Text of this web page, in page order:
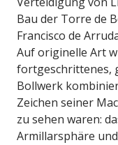
Bau der Torre de
Francisco de
Auf originelle Art
fortgeschrittenes,
Bollwerk
Zeichen seiner
zu sehen waren:
Armillarsphäre